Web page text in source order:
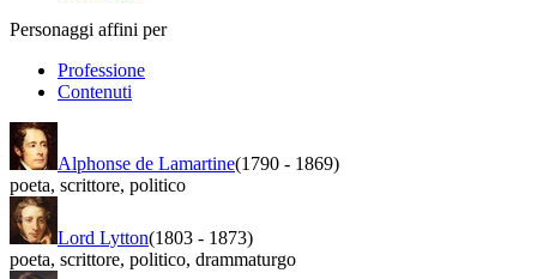
Personaggi affini per
Professione
Contenuti
Alphonse de Lamartine(1790 - 1869)
poeta, scrittore, politico
Lord Lytton(1803 - 1873)
poeta, scrittore, politico, drammaturgo